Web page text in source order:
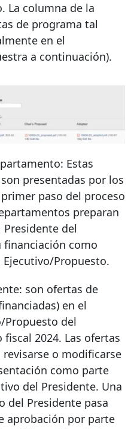
La columna de la
de programa tal
en el
a continuación).
Estas
presentadas por los
paso del proceso
preparan
del
financiación como
Propuesto.
son ofertas de
en el
Propuesto del
2024. Las ofertas
o modificarse
como parte
del Presidente. Una
del Presidente pasa
aprobación por parte